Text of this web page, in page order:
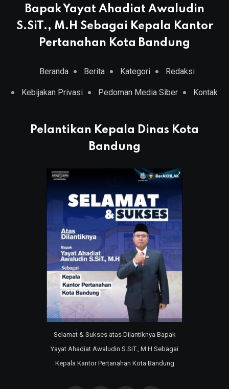
Bapak Yayat Ahadiat Awaludin
S.SiT., M.H Sebagai Kepala Kantor
Pertanahan Kota Bandung
Beranda Berita Kategori Redaksi
Kebijakan Privasi Pedoman Media Siber Kontak
Pelantikan Kepala Dinas Kota
Bandung
Selamat & Sukses atas Dilantiknya Bapak
Yayat Ahadiat Awaludin S.SiT., M.H Sebagai
Kepala Kantor Pertanahan Kota Bandung